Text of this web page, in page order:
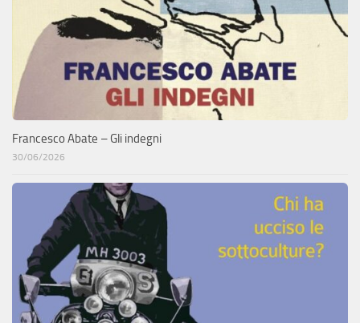
Francesco Abate – Gli indegni
30/06/2026